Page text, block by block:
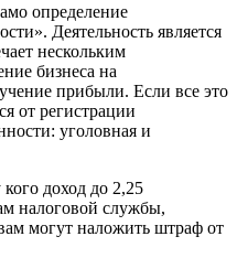
определение
Деятельность является
нескольким
бизнеса на
прибыли. Если все это
от регистрации
уголовная и
доход до 2,25
налоговой службы,
могут наложить штраф от